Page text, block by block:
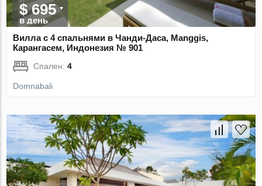
$ 695
в день
Вилла с 4 спальнями в Чанди-Даса, Manggis,
Карангасем, Индонезия № 901
Спален:4
Domnabali